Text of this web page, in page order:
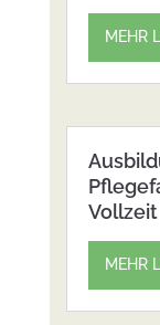
MEHR
Vollzeit
MEHR